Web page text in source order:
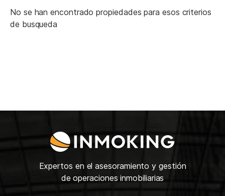
No se han encontrado propiedades para esos criterios
de busqueda
Expertos en el asesoramiento y gestión
de operaciones inmobiliarias